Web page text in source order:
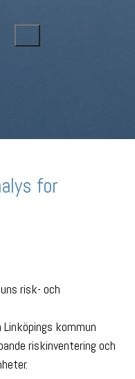
for
risk- och
kommun
riskinventering och